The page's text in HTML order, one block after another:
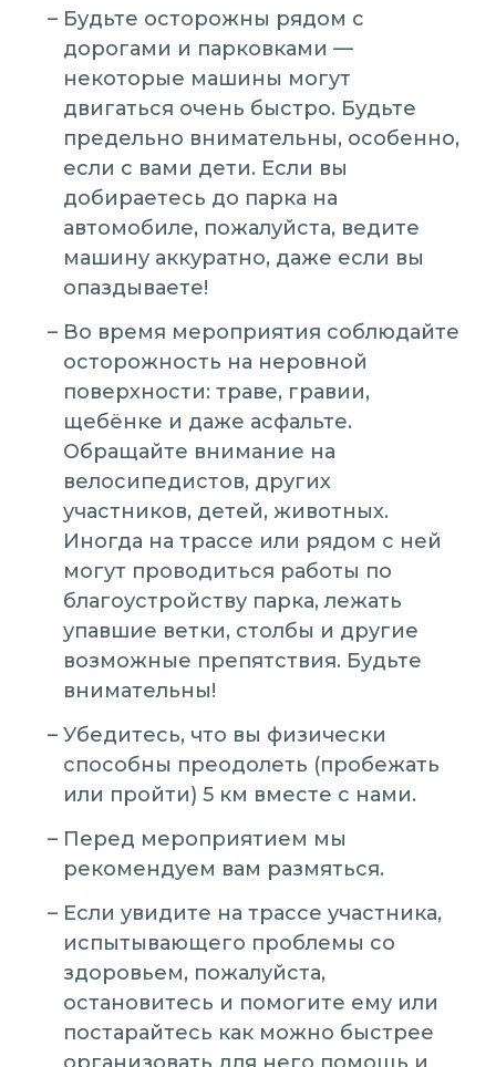
Будьте осторожны рядом с
дорогами и парковками —
некоторые машины могут
двигаться очень быстро. Будьте
предельно внимательны, особенно,
если с вами дети. Если вы
добираетесь до парка на
автомобиле, пожалуйста, ведите
машину аккуратно, даже если вы
опаздываете!
Во время мероприятия соблюдайте
осторожность на неровной
поверхности: траве, гравии,
щебёнке и даже асфальте.
Обращайте внимание на
велосипедистов, других
участников, детей, животных.
Иногда на трассе или рядом с ней
могут проводиться работы по
благоустройству парка, лежать
упавшие ветки, столбы и другие
возможные препятствия. Будьте
внимательны!
Убедитесь, что вы физически
способны преодолеть (пробежать
или пройти) 5 км вместе с нами.
Перед мероприятием мы
рекомендуем вам размяться.
Если увидите на трассе участника,
испытывающего проблемы со
здоровьем, пожалуйста,
остановитесь и помогите ему или
постарайтесь как можно быстрее